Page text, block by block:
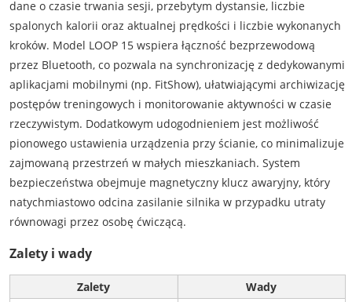
dane o czasie trwania sesji, przebytym dystansie, liczbie
spalonych kalorii oraz aktualnej prędkości i liczbie wykonanych
kroków. Model LOOP 15 wspiera łączność bezprzewodową
przez Bluetooth, co pozwala na synchronizację z dedykowanymi
aplikacjami mobilnymi (np. FitShow), ułatwiającymi archiwizację
postępów treningowych i monitorowanie aktywności w czasie
rzeczywistym. Dodatkowym udogodnieniem jest możliwość
pionowego ustawienia urządzenia przy ścianie, co minimalizuje
zajmowaną przestrzeń w małych mieszkaniach. System
bezpieczeństwa obejmuje magnetyczny klucz awaryjny, który
natychmiastowo odcina zasilanie silnika w przypadku utraty
równowagi przez osobę ćwiczącą.
Zalety i wady
Zalety
Wady